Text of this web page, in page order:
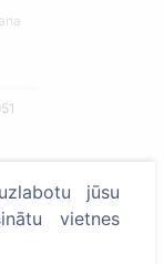
jūsu
vietnes